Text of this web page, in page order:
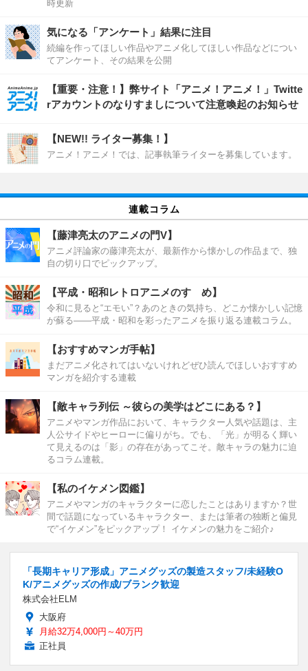
時更新
気になる「アンケート」結果に注目
続編を作ってほしい作品やアニメ化してほしい作品などについ
てアンケート、その結果を公開
【重要・注意！】弊サイト「アニメ！アニメ！」Twitte
rアカウントのなりすましについて注意喚起のお知らせ
【NEW!! ライター募集！】
アニメ！アニメ！では、記事執筆ライターを募集しています。
連載コラム
【藤津亮太のアニメの門V】
アニメ評論家の藤津亮太が、最新作から懐かしの作品まで、独
自の切り口でピックアップ。
【平成・昭和レトロアニメのすゝめ】
令和に見ると“エモい”？あのときの気持ち、どこか懐かしい記憶
が蘇る――平成・昭和を彩ったアニメを振り返る連載コラム。
【おすすめマンガ手帖】
まだアニメ化されてはいないけれどぜひ読んでほしいおすすめ
マンガを紹介する連載
【敵キャラ列伝 ～彼らの美学はどこにある？】
アニメやマンガ作品において、キャラクター人気や話題は、主
人公サイドやヒーローに偏りがち。でも、「光」が明るく輝い
て見えるのは「影」の存在があってこそ。敵キャラの魅力に迫
るコラム連載。
【私のイケメン図鑑】
アニメやマンガのキャラクターに恋したことはありますか？世
間で話題になっているキャラクター、または筆者の独断と偏見
で“イケメン”をピックアップ！ イケメンの魅力をご紹介♪
「長期キャリア形成」アニメグッズの製造スタッフ/未経験O
K/アニメグッズの作成/ブランク歓迎
株式会社ELM
大阪府
月給32万4,000円～40万円
正社員